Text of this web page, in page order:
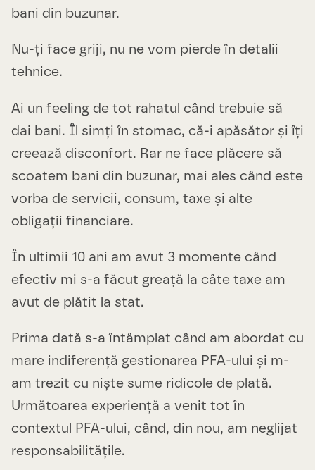
bani din buzunar.
Nu-ți face griji, nu ne vom pierde în detalii
tehnice.
Ai un feeling de tot rahatul când trebuie să
dai bani. Îl simți în stomac, că-i apăsător și îți
creează disconfort. Rar ne face plăcere să
scoatem bani din buzunar, mai ales când este
vorba de servicii, consum, taxe și alte
obligații financiare.
În ultimii 10 ani am avut 3 momente când
efectiv mi s-a făcut greață la câte taxe am
avut de plătit la stat.
Prima dată s-a întâmplat când am abordat cu
mare indiferență gestionarea PFA-ului și m-
am trezit cu niște sume ridicole de plată.
Următoarea experiență a venit tot în
contextul PFA-ului, când, din nou, am neglijat
responsabilitățile.